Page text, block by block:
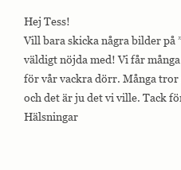
Hej Tess!
Vill bara skicka några bilder på
väldigt nöjda med! Vi får
för vår vackra dörr. Många
och det är ju det vi ville. Tack
Hälsningar